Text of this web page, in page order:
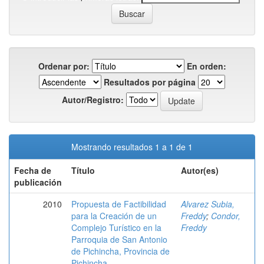
Ordenar por:
En orden:
Resultados por página
Autor/Registro:
Mostrando resultados 1 a 1 de 1
Fecha de
publicación
Título Autor(es)
2010
Propuesta de Factibilidad
para la Creación de un
Complejo Turístico en la
Parroquia de San Antonio
de Pichincha, Provincia de
Alvarez Subia,
Freddy; Condor,
Freddy